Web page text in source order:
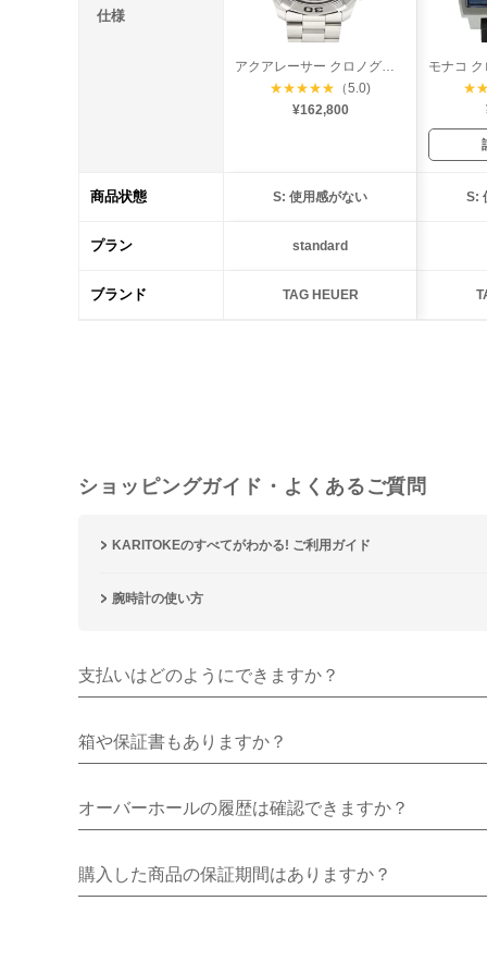
仕様
アクアレーサー クロノグラフ キャリバー16
★★★★★ （5.0)
¥162,800
★
商品状態 S: 使用感がない S:
プラン standard
ブランド TAG HEUER
ショッピングガイド・よくあるご質問
KARITOKEのすべてがわかる! ご利用ガイド
腕時計の使い方
支払いはどのようにできますか？
箱や保証書もありますか？
オーバーホールの履歴は確認できますか？
購入した商品の保証期間はありますか？